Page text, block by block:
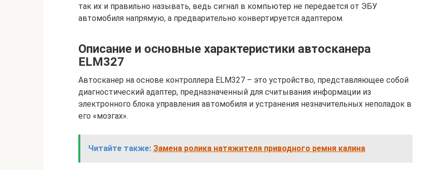
так их и правильно называть, ведь сигнал в компьютер не передается от ЭБУ
автомобиля напрямую, а предварительно конвертируется адаптером.
Описание и основные характеристики автосканера
ELM327
Автосканер на основе контроллера ELM327 – это устройство, представляющее собой
диагностический адаптер, предназначенный для считывания информации из
электронного блока управления автомобиля и устранения незначительных неполадок в
его «мозгах».
Читайте также: Замена ролика натяжителя приводного ремня калина